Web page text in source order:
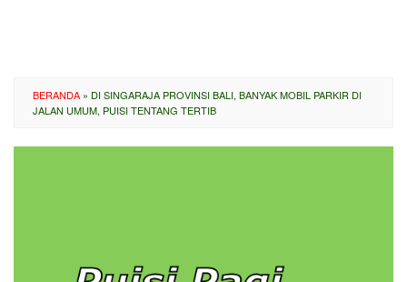
BERANDA » DI SINGARAJA PROVINSI BALI, BANYAK MOBIL PARKIR DI
JALAN UMUM, PUISI TENTANG TERTIB